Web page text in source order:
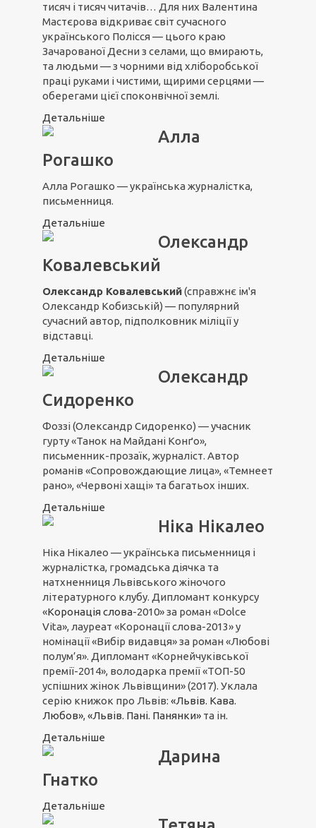
тисяч і тисяч читачів… Для них Валентина
Мастєрова відкриває світ сучасного
українського Полісся — цього краю
Зачарованої Десни з селами, що вмирають,
та людьми — з чорними від хліборобської
праці руками і чистими, щирими серцями —
оберегами цієї споконвічної землі.
Детальніше
Алла
Рогашко
Алла Рогашко — українська журналістка,
письменниця.
Детальніше
Олександр
Ковалевський
Олександр Ковалевський(справжнє ім'я
Олександр Кобизській) — популярний
сучасний автор, підполковник міліції у
відставці.
Детальніше
Олександр
Сидоренко
Фоззі (Олександр Сидоренко) — учасник
гурту «Танок на Майдані Конґо»,
письменник-прозаїк, журналіст. Автор
романів «Сопровождающие лица», «Темнеет
рано», «Червоні хащі» та багатьох інших.
Детальніше
Ніка Нікалео
Ніка Нікалео — українська письменниця і
журналістка, громадська діячка та
натхненниця Львівського жіночого
літературного клубу. Дипломант конкурсу
«Коронація слова-2010» за роман «Dolce
Vita», лауреат «Коронації слова-2013» у
номінації «Вибір видавця» за роман «Любові
полум’я». Дипломант «Корнейчуківської
премії-2014», володарка премії «ТОП-50
успішних жінок Львівщини» (2017). Уклала
серію книжок про Львів: «Львів. Кава.
Любов», «Львів. Пані. Панянки» та ін.
Детальніше
Дарина
Гнатко
Детальніше